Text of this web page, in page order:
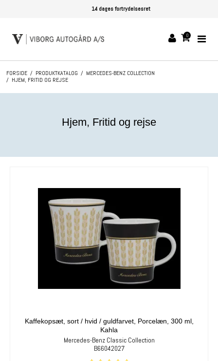
14 dages fortrydelsesret
0
FORSIDE / PRODUKTKATALOG / MERCEDES-BENZ COLLECTION
/ HJEM, FRITID OG REJSE
Hjem, Fritid og rejse
Kaffekopsæt, sort / hvid / guldfarvet, Porcelæn, 300 ml,
Kahla
Mercedes-Benz Classic Collection
B66042027